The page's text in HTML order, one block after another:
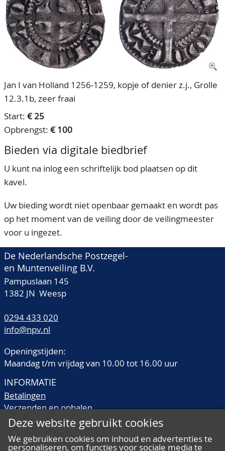
Ons Team
80 jarig bestaan
CONTACT
ACCOUNT
Jan I van Holland 1256-1259, kopje of denier z.j., Grolle
12.3.1b, zeer fraai
Start: € 25
Opbrengst: € 100
Bieden via digitale biedbrief
U kunt na inlog een schriftelijk bod plaatsen op dit
kavel.
Uw bieding wordt niet openbaar gemaakt en wordt pas
op het moment van de veiling door de veilingmeester
voor u ingezet.
De Nederlandsche Postzegel-
en Muntenveiling B.V.
Pampuslaan 145
1382 JN Weesp
0294 433 020
info@npv.nl
Openingstijden:
Maandag t/m vrijdag van 10.00 tot 16.00 uur
INFORMATIE
Betalingen
Verzenden en ophalen
Veilingtermen
Kwaliteitsomschrijvingen
Deze website gebruikt cookies
We gebruiken cookies om inhoud en advertenties te
personaliseren, om functies voor sociale media te